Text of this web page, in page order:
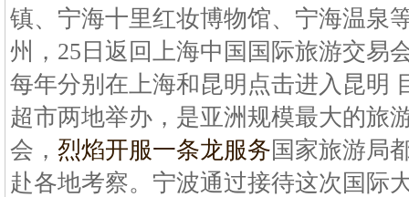
镇、宁海十里红妆博物馆、宁海温泉
州，25日返回上海中国国际旅游交易
每年分别在上海和昆明点击进入昆明
超市两地举办，是亚洲规模最大的旅
会， 烈焰开服一条龙服务国家旅游局
赴各地考察。宁波通过接待这次国际